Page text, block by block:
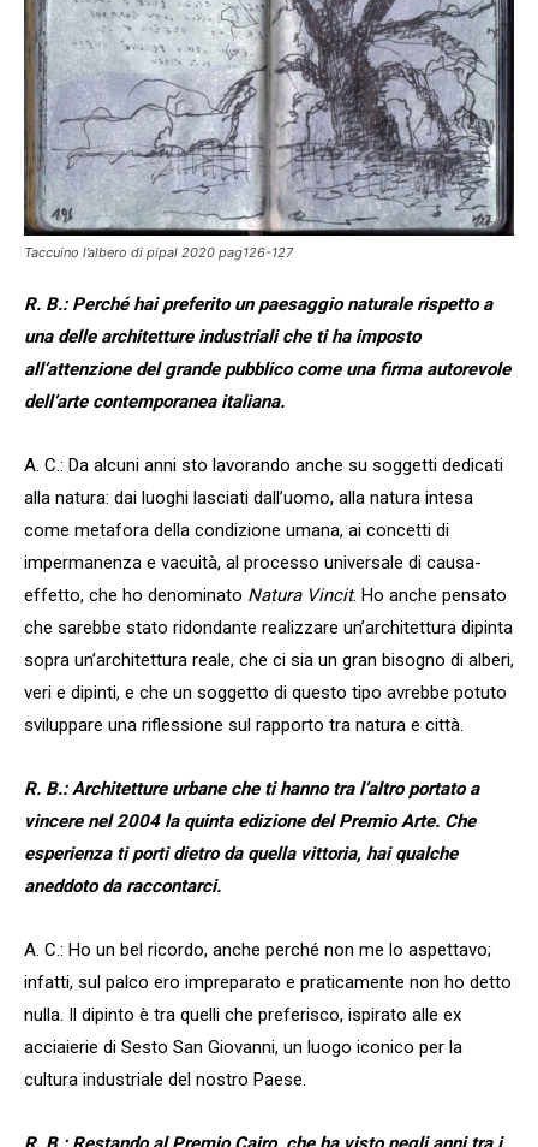
Taccuino l’albero di pipal 2020 pag126-127
R. B.: Perché hai preferito un paesaggio naturale rispetto a
una delle architetture industriali che ti ha imposto
all’attenzione del grande pubblico come una firma autorevole
dell’arte contemporanea italiana.
A. C.: Da alcuni anni sto lavorando anche su soggetti dedicati
alla natura: dai luoghi lasciati dall’uomo, alla natura intesa
come metafora della condizione umana, ai concetti di
impermanenza e vacuità, al processo universale di causa-
effetto, che ho denominato Natura Vincit. Ho anche pensato
che sarebbe stato ridondante realizzare un’architettura dipinta
sopra un’architettura reale, che ci sia un gran bisogno di alberi,
veri e dipinti, e che un soggetto di questo tipo avrebbe potuto
sviluppare una riflessione sul rapporto tra natura e città.
R. B.: Architetture urbane che ti hanno tra l’altro portato a
vincere nel 2004 la quinta edizione del Premio Arte. Che
esperienza ti porti dietro da quella vittoria, hai qualche
aneddoto da raccontarci.
A. C.: Ho un bel ricordo, anche perché non me lo aspettavo;
infatti, sul palco ero impreparato e praticamente non ho detto
nulla. Il dipinto è tra quelli che preferisco, ispirato alle ex
acciaierie di Sesto San Giovanni, un luogo iconico per la
cultura industriale del nostro Paese.